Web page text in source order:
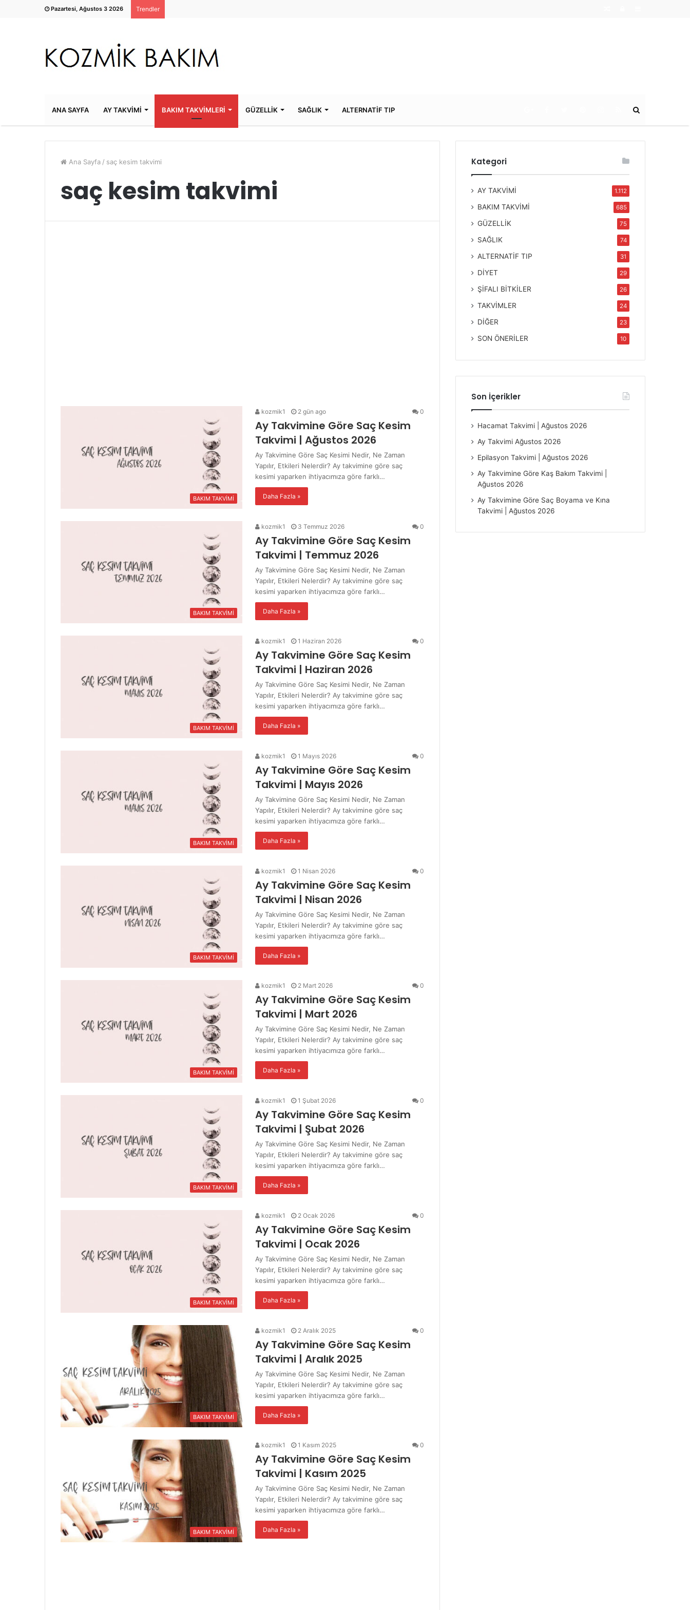
Pazartesi, Ağustos 3 2026 Trendler
ANA SAYFA AY TAKVİMİ BAKIM TAKVİMLERİ GÜZELLİK SAĞLIK ALTERNATİF TIP
Ana Sayfa / saç kesim takvimi
saç kesim takvimi
BAKIM TAKVİMİ
kozmik1 2 gün ago 0
Ay Takvimine Göre Saç Kesim
Takvimi | Ağustos 2026
Ay Takvimine Göre Saç Kesimi Nedir, Ne Zaman
Yapılır, Etkileri Nelerdir? Ay takvimine göre saç
kesimi yaparken ihtiyacımıza göre farklı…
Daha Fazla »
BAKIM TAKVİMİ
kozmik1 3 Temmuz 2026 0
Ay Takvimine Göre Saç Kesim
Takvimi | Temmuz 2026
Ay Takvimine Göre Saç Kesimi Nedir, Ne Zaman
Yapılır, Etkileri Nelerdir? Ay takvimine göre saç
kesimi yaparken ihtiyacımıza göre farklı…
Daha Fazla »
BAKIM TAKVİMİ
kozmik1 1 Haziran 2026 0
Ay Takvimine Göre Saç Kesim
Takvimi | Haziran 2026
Ay Takvimine Göre Saç Kesimi Nedir, Ne Zaman
Yapılır, Etkileri Nelerdir? Ay takvimine göre saç
kesimi yaparken ihtiyacımıza göre farklı…
Daha Fazla »
BAKIM TAKVİMİ
kozmik1 1 Mayıs 2026 0
Ay Takvimine Göre Saç Kesim
Takvimi | Mayıs 2026
Ay Takvimine Göre Saç Kesimi Nedir, Ne Zaman
Yapılır, Etkileri Nelerdir? Ay takvimine göre saç
kesimi yaparken ihtiyacımıza göre farklı…
Daha Fazla »
BAKIM TAKVİMİ
kozmik1 1 Nisan 2026 0
Ay Takvimine Göre Saç Kesim
Takvimi | Nisan 2026
Ay Takvimine Göre Saç Kesimi Nedir, Ne Zaman
Yapılır, Etkileri Nelerdir? Ay takvimine göre saç
kesimi yaparken ihtiyacımıza göre farklı…
Daha Fazla »
BAKIM TAKVİMİ
kozmik1 2 Mart 2026 0
Ay Takvimine Göre Saç Kesim
Takvimi | Mart 2026
Ay Takvimine Göre Saç Kesimi Nedir, Ne Zaman
Yapılır, Etkileri Nelerdir? Ay takvimine göre saç
kesimi yaparken ihtiyacımıza göre farklı…
Daha Fazla »
BAKIM TAKVİMİ
kozmik1 1 Şubat 2026 0
Ay Takvimine Göre Saç Kesim
Takvimi | Şubat 2026
Ay Takvimine Göre Saç Kesimi Nedir, Ne Zaman
Yapılır, Etkileri Nelerdir? Ay takvimine göre saç
kesimi yaparken ihtiyacımıza göre farklı…
Daha Fazla »
BAKIM TAKVİMİ
kozmik1 2 Ocak 2026 0
Ay Takvimine Göre Saç Kesim
Takvimi | Ocak 2026
Ay Takvimine Göre Saç Kesimi Nedir, Ne Zaman
Yapılır, Etkileri Nelerdir? Ay takvimine göre saç
kesimi yaparken ihtiyacımıza göre farklı…
Daha Fazla »
BAKIM TAKVİMİ
kozmik1 2 Aralık 2025 0
Ay Takvimine Göre Saç Kesim
Takvimi | Aralık 2025
Ay Takvimine Göre Saç Kesimi Nedir, Ne Zaman
Yapılır, Etkileri Nelerdir? Ay takvimine göre saç
kesimi yaparken ihtiyacımıza göre farklı…
Daha Fazla »
BAKIM TAKVİMİ
kozmik1 1 Kasım 2025 0
Ay Takvimine Göre Saç Kesim
Takvimi | Kasım 2025
Ay Takvimine Göre Saç Kesimi Nedir, Ne Zaman
Yapılır, Etkileri Nelerdir? Ay takvimine göre saç
kesimi yaparken ihtiyacımıza göre farklı…
Daha Fazla »
Kategori
AY TAKVİMİ 1.112
BAKIM TAKVİMİ 685
GÜZELLİK 75
SAĞLIK 74
ALTERNATİF TIP 31
DİYET 29
ŞİFALI BİTKİLER 26
TAKVİMLER 24
DİĞER 23
SON ÖNERİLER 10
Son İçerikler
Hacamat Takvimi | Ağustos 2026
Ay Takvimi Ağustos 2026
Epilasyon Takvimi | Ağustos 2026
Ay Takvimine Göre Kaş Bakım Takvimi |
Ağustos 2026
Ay Takvimine Göre Saç Boyama ve Kına
Takvimi | Ağustos 2026